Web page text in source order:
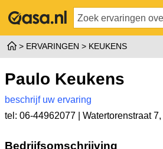
ERVARINGEN KEUKENS
Paulo Keukens
beschrijf uw ervaring
tel: 06-44962077 | Watertorenstraat 7,
Bedrijfsomschrijving